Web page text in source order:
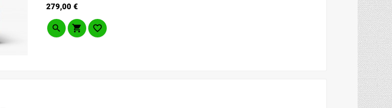
279,00 €Prezzo
  